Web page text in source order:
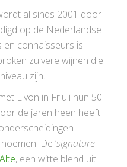
al sinds 2001 door
op de Nederlandse
en connaisseurs is
zuivere wijnen die
zijn.
Livon in Friuli hun 50
de jaren heen heeft
De ‘signature
, een witte blend uit